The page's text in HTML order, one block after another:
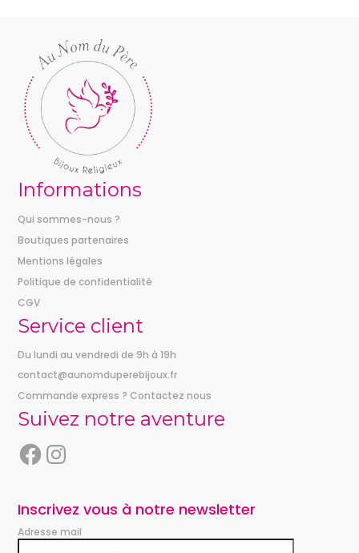
Informations
Qui sommes-nous ?
Boutiques partenaires
Mentions légales
Politique de confidentialité
CGV
Service client
Du lundi au vendredi de 9h à 19h
contact@aunomduperebijoux.fr
Commande express ? Contactez nous
Suivez notre aventure
F
e
b
o
t
a
g
Inscrivez vous à notre newsletter
Adresse mail